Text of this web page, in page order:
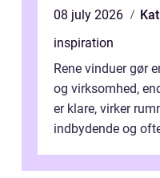
08 july 2026
inspiration
Rene vinduer gør
og virksomhed,
er klare, virker
indbydende og